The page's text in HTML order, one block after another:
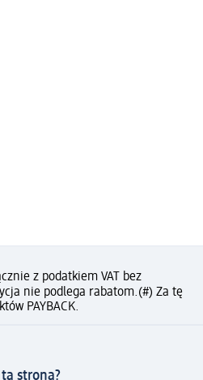
z podatkiem VAT bez
nie podlega rabatom.(#) Za tę
PAYBACK.
strona?